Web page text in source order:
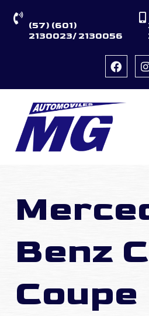
(57) (601)
2130023/ 2130056
Benz
Coupe